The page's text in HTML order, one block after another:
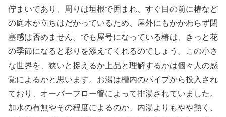
佇まいであり、周りは垣根で囲まれ、すぐ目の前に椿など
の庭木が立ちはだかっているため、屋外にもかかわらず閉
塞感は否めません。でも屋号になっている椿は、きっと花
の季節になると彩りを添えてくれるのでしょう。この小さ
な世界を、狭いと捉えるか上品と理解するかは個々人の感
覚によるかと思います。お湯は槽内のパイプから投入され
ており、オーバーフロー管によって排湯されていました。
加水の有無やその程度によるのか、内湯よりもやや熱く、